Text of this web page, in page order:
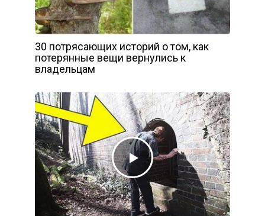
30 потрясающих историй о том, как
потерянные вещи вернулись к
владельцам